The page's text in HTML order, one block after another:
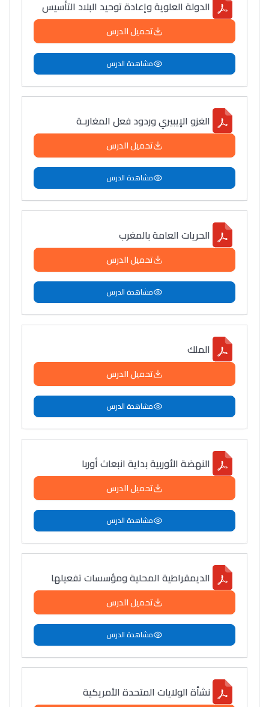
الدولة العلوية وإعادة توحيد البلاد التأسيس
تحميل الدرس
مشاهدة الدرس
الغزو الإيبيري وردود فعل المغاربـة
تحميل الدرس
مشاهدة الدرس
الحريات العامة بالمغرب
تحميل الدرس
مشاهدة الدرس
الملك
تحميل الدرس
مشاهدة الدرس
النهضة الأوربية بداية انبعاث أوربا
تحميل الدرس
مشاهدة الدرس
الديمقراطية المحلية ومؤسسات تفعيلها
تحميل الدرس
مشاهدة الدرس
نشأة الولايات المتحدة الأمريكية